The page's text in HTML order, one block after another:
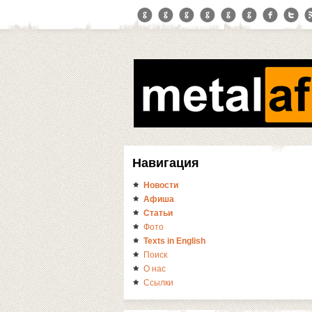
Навигация
Новости
Афиша
Статьи
Фото
Texts in English
Поиск
О нас
Ссылки